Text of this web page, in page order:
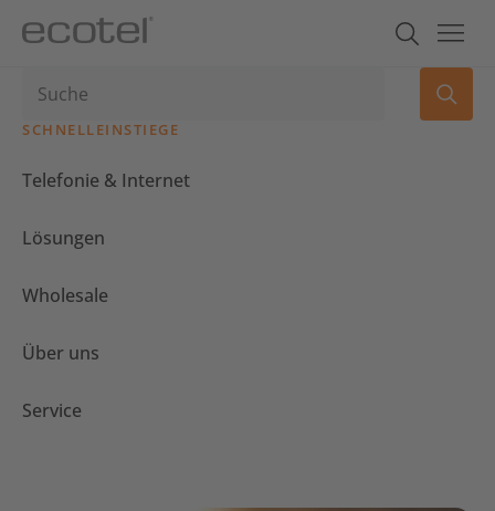
SCHNELLEINSTIEGE
Telefonie & Internet
Lösungen
Wholesale
Über uns
Service